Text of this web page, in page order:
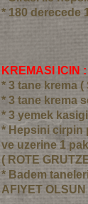
* 180 derecede
KREMASI ICIN :
* 3 tane krema
* 3 tane krema
* 3 yemek
* Hepsini cirpin
ve uzerine 1
( ROTE
* Badem
AFIYET OLSUN